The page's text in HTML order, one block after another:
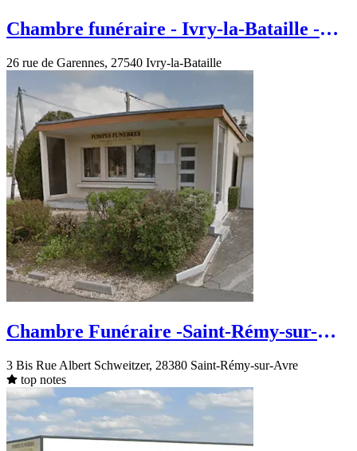
Chambre funéraire - Ivry-la-Bataille -
26 rue de Garennes, 27540 Ivry-la-Bataille
Chambre Funéraire -Saint-Rémy-sur-
3 Bis Rue Albert Schweitzer, 28380 Saint-Rémy-sur-Avre
top notes